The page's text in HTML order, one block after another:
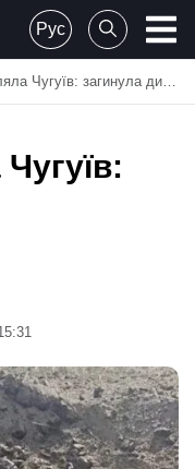
Рус
загинула дитина, пошкоджена інфраструктура